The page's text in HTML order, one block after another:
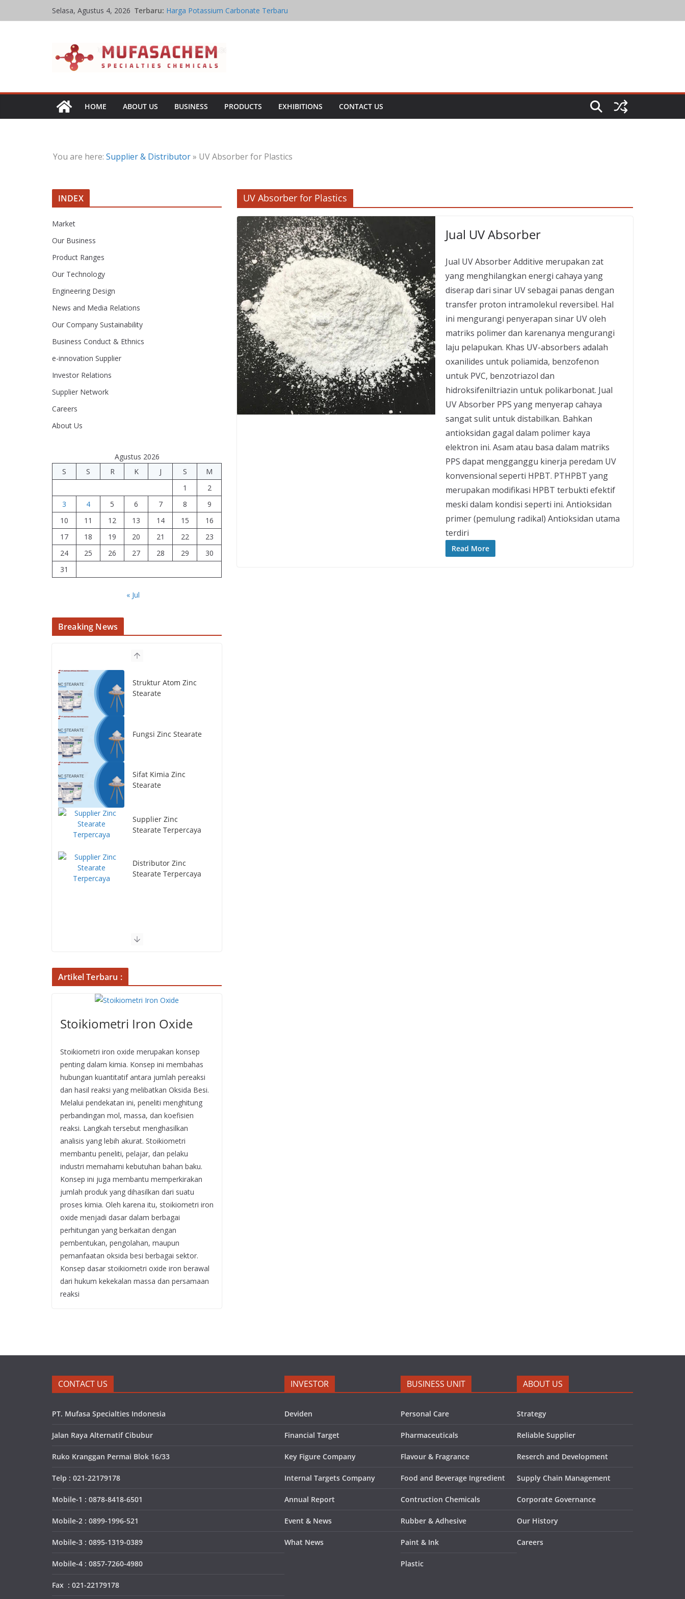
to
Selasa, Agustus 4, 2026 Terbaru: Harga Potassium Carbonate Terbaru
Stoikiometri Iron Oxide
Jual Potassium Carbonate
HOME ABOUT US BUSINESS PRODUCTS EXHIBITIONS CONTACT US
You are here: Supplier & Distributor» UV Absorber for Plastics
UV Absorber for Plastics
Jual UV Absorber
Jual UV Absorber Additive merupakan zat
yang menghilangkan energi cahaya yang
diserap dari sinar UV sebagai panas dengan
transfer proton intramolekul reversibel. Hal
ini mengurangi penyerapan sinar UV oleh
matriks polimer dan karenanya mengurangi
laju pelapukan. Khas UV-absorbers adalah
oxanilides untuk poliamida, benzofenon
untuk PVC, benzotriazol dan
hidroksifeniltriazin untuk polikarbonat. Jual
UV Absorber PPS yang menyerap cahaya
sangat sulit untuk distabilkan. Bahkan
antioksidan gagal dalam polimer kaya
elektron ini. Asam atau basa dalam matriks
PPS dapat mengganggu kinerja peredam UV
konvensional seperti HPBT. PTHPBT yang
merupakan modifikasi HPBT terbukti efektif
meski dalam kondisi seperti ini. Antioksidan
primer (pemulung radikal) Antioksidan utama
terdiri
Read More
INDEX
Market
Our Business
Product Ranges
Our Technology
Engineering Design
News and Media Relations
Our Company Sustainability
Business Conduct & Ethnics
e-innovation Supplier
Investor Relations
Supplier Network
Careers
About Us
Agustus 2026
S
S R K J S
M
1
2
3
4 5 6 7 8
9
10
11 12 13 14 15
16
17
18 19 20 21 22
23
24
25 26 27 28 29
30
31
« Jul
Breaking News
Struktur Atom Zinc
Stearate
Fungsi Zinc Stearate
Sifat Kimia Zinc
Stearate
Supplier Zinc
Stearate Terpercaya
Distributor Zinc
Stearate Terpercaya
Artikel Terbaru :
Stoikiometri Iron Oxide
Stoikiometri iron oxide merupakan konsep
penting dalam kimia. Konsep ini membahas
hubungan kuantitatif antara jumlah pereaksi
dan hasil reaksi yang melibatkan Oksida Besi.
Melalui pendekatan ini, peneliti menghitung
perbandingan mol, massa, dan koefisien
reaksi. Langkah tersebut menghasilkan
analisis yang lebih akurat. Stoikiometri
membantu peneliti, pelajar, dan pelaku
industri memahami kebutuhan bahan baku.
Konsep ini juga membantu memperkirakan
jumlah produk yang dihasilkan dari suatu
proses kimia. Oleh karena itu, stoikiometri iron
oxide menjadi dasar dalam berbagai
perhitungan yang berkaitan dengan
pembentukan, pengolahan, maupun
pemanfaatan oksida besi berbagai sektor.
Konsep dasar stoikiometri oxide iron berawal
dari hukum kekekalan massa dan persamaan
reaksi
CONTACT US
PT. Mufasa Specialties Indonesia
Jalan Raya Alternatif Cibubur
Ruko Kranggan Permai Blok 16/33
Telp : 021-22179178
Mobile-1 : 0878-8418-6501
Mobile-2 : 0899-1996-521
Mobile-3 : 0895-1319-0389
Mobile-4 : 0857-7260-4980
Fax : 021-22179178
INVESTOR
Deviden
Financial Target
Key Figure Company
Internal Targets Company
Annual Report
Event & News
What News
BUSINESS UNIT
Personal Care
Pharmaceuticals
Flavour & Fragrance
Food and Beverage Ingredient
Contruction Chemicals
Rubber & Adhesive
Paint & Ink
Plastic
ABOUT US
Strategy
Reliable Supplier
Reserch and Development
Supply Chain Management
Corporate Governance
Our History
Careers